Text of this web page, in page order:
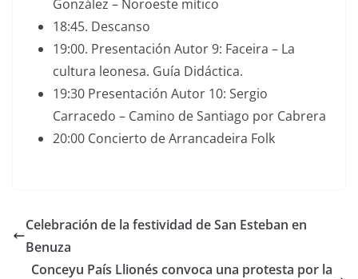
González – Noroeste mítico
18:45. Descanso
19:00. Presentación Autor 9: Faceira – La
cultura leonesa. Guía Didáctica.
19:30 Presentación Autor 10: Sergio
Carracedo – Camino de Santiago por Cabrera
20:00 Concierto de Arrancadeira Folk
Celebración de la festividad de San Esteban en
Benuza
Conceyu País Llionés convoca una protesta por la